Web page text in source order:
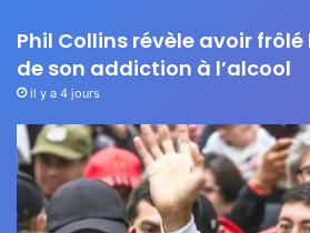
Phil Collins révèle avoir
de son addiction à l’alcool
il y a 4 jours